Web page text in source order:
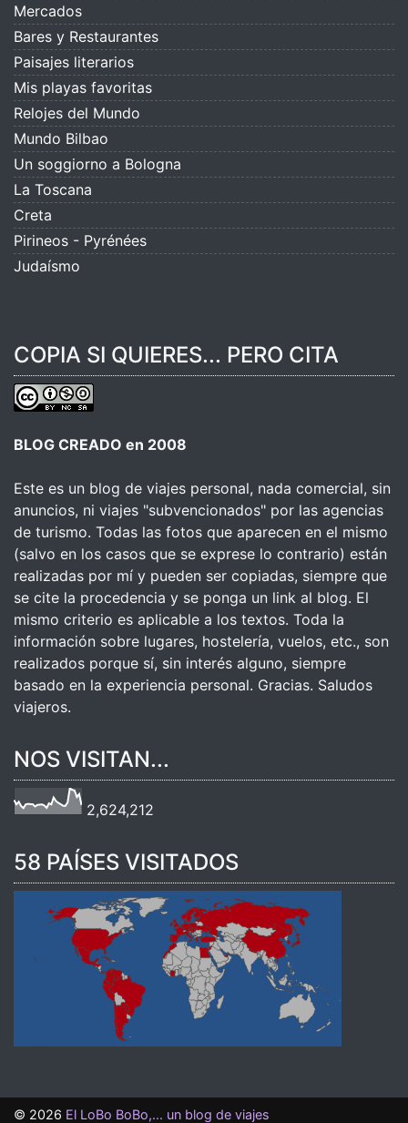
Mercados
Bares y Restaurantes
Paisajes literarios
Mis playas favoritas
Relojes del Mundo
Mundo Bilbao
Un soggiorno a Bologna
La Toscana
Creta
Pirineos - Pyrénées
Judaísmo
COPIA SI QUIERES... PERO CITA
BLOG CREADO en 2008
Este es un blog de viajes personal, nada comercial, sin
anuncios, ni viajes "subvencionados" por las agencias
de turismo. Todas las fotos que aparecen en el mismo
(salvo en los casos que se exprese lo contrario) están
realizadas por mí y pueden ser copiadas, siempre que
se cite la procedencia y se ponga un link al blog. El
mismo criterio es aplicable a los textos. Toda la
información sobre lugares, hostelería, vuelos, etc., son
realizados porque sí, sin interés alguno, siempre
basado en la experiencia personal. Gracias. Saludos
viajeros.
NOS VISITAN...
2,624,212
58 PAÍSES VISITADOS
© 2026 El LoBo BoBo,... un blog de viajes